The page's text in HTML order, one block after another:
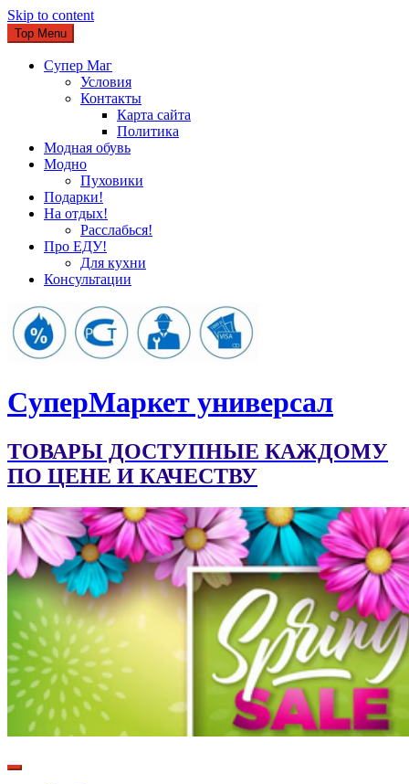
Skip to content
Top Menu
Супер Маг
Условия
Контакты
Карта сайта
Политика
Модная обувь
Модно
Пуховики
Подарки!
На отдых!
Расслабься!
Про ЕДУ!
Для кухни
Консультации
CуперМаркет универсал
ТОВАРЫ ДОСТУПНЫЕ КАЖДОМУ
ПО ЦЕНЕ И КАЧЕСТВУ